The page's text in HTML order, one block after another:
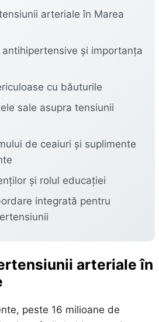
arteriale în Marea
și importanța
cu băuturile
sale asupra tensiunii
de ceaiuri și suplimente
și rolul educației
integrată pentru
arteriale în
peste 16 milioane de